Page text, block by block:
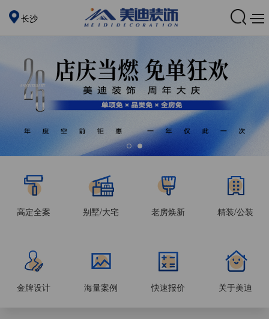
长沙
高定全案 别墅/大宅 老房焕新 精装/公装
金牌设计 海量案例 快速报价 关于美迪